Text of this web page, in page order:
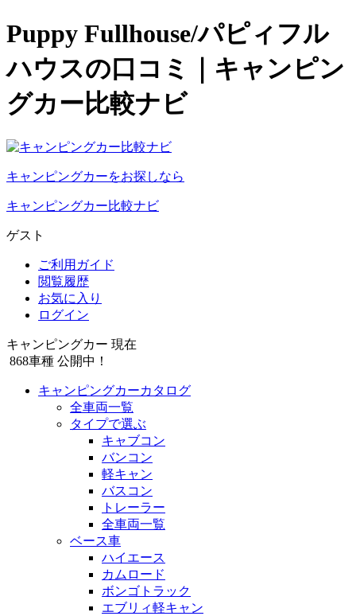
Puppy Fullhouse/パピィフル
ハウスの口コミ｜キャンピン
グカー比較ナビ
キャンピングカーをお探しなら
キャンピングカー比較ナビ
ゲスト
ご利用ガイド
閲覧履歴
お気に入り
ログイン
キャンピングカー 現在
868車種 公開中！
キャンピングカーカタログ
全車両一覧
タイプで選ぶ
キャブコン
バンコン
軽キャン
バスコン
トレーラー
全車両一覧
ベース車
ハイエース
カムロード
ボンゴトラック
エブリィ軽キャン